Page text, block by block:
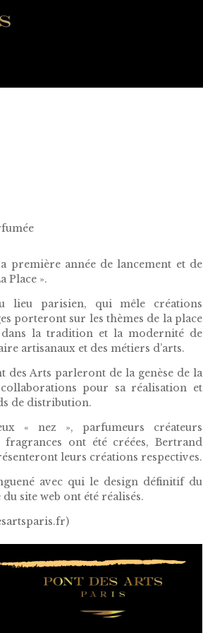
première année de lancement et de
Place ».
lieu parisien, qui mêle créations
porteront sur les thèmes de la place
dans la tradition et la modernité de
artisanaux et des métiers d’arts.
des Arts parleront de la genèse de la
pour sa réalisation et
de distribution.
« nez », parfumeurs créateurs
ont été créées, Bertrand
leurs créations respectives.
avec qui le design définitif du
site web ont été réalisés.